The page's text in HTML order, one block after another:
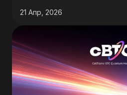
21 Апр, 2026